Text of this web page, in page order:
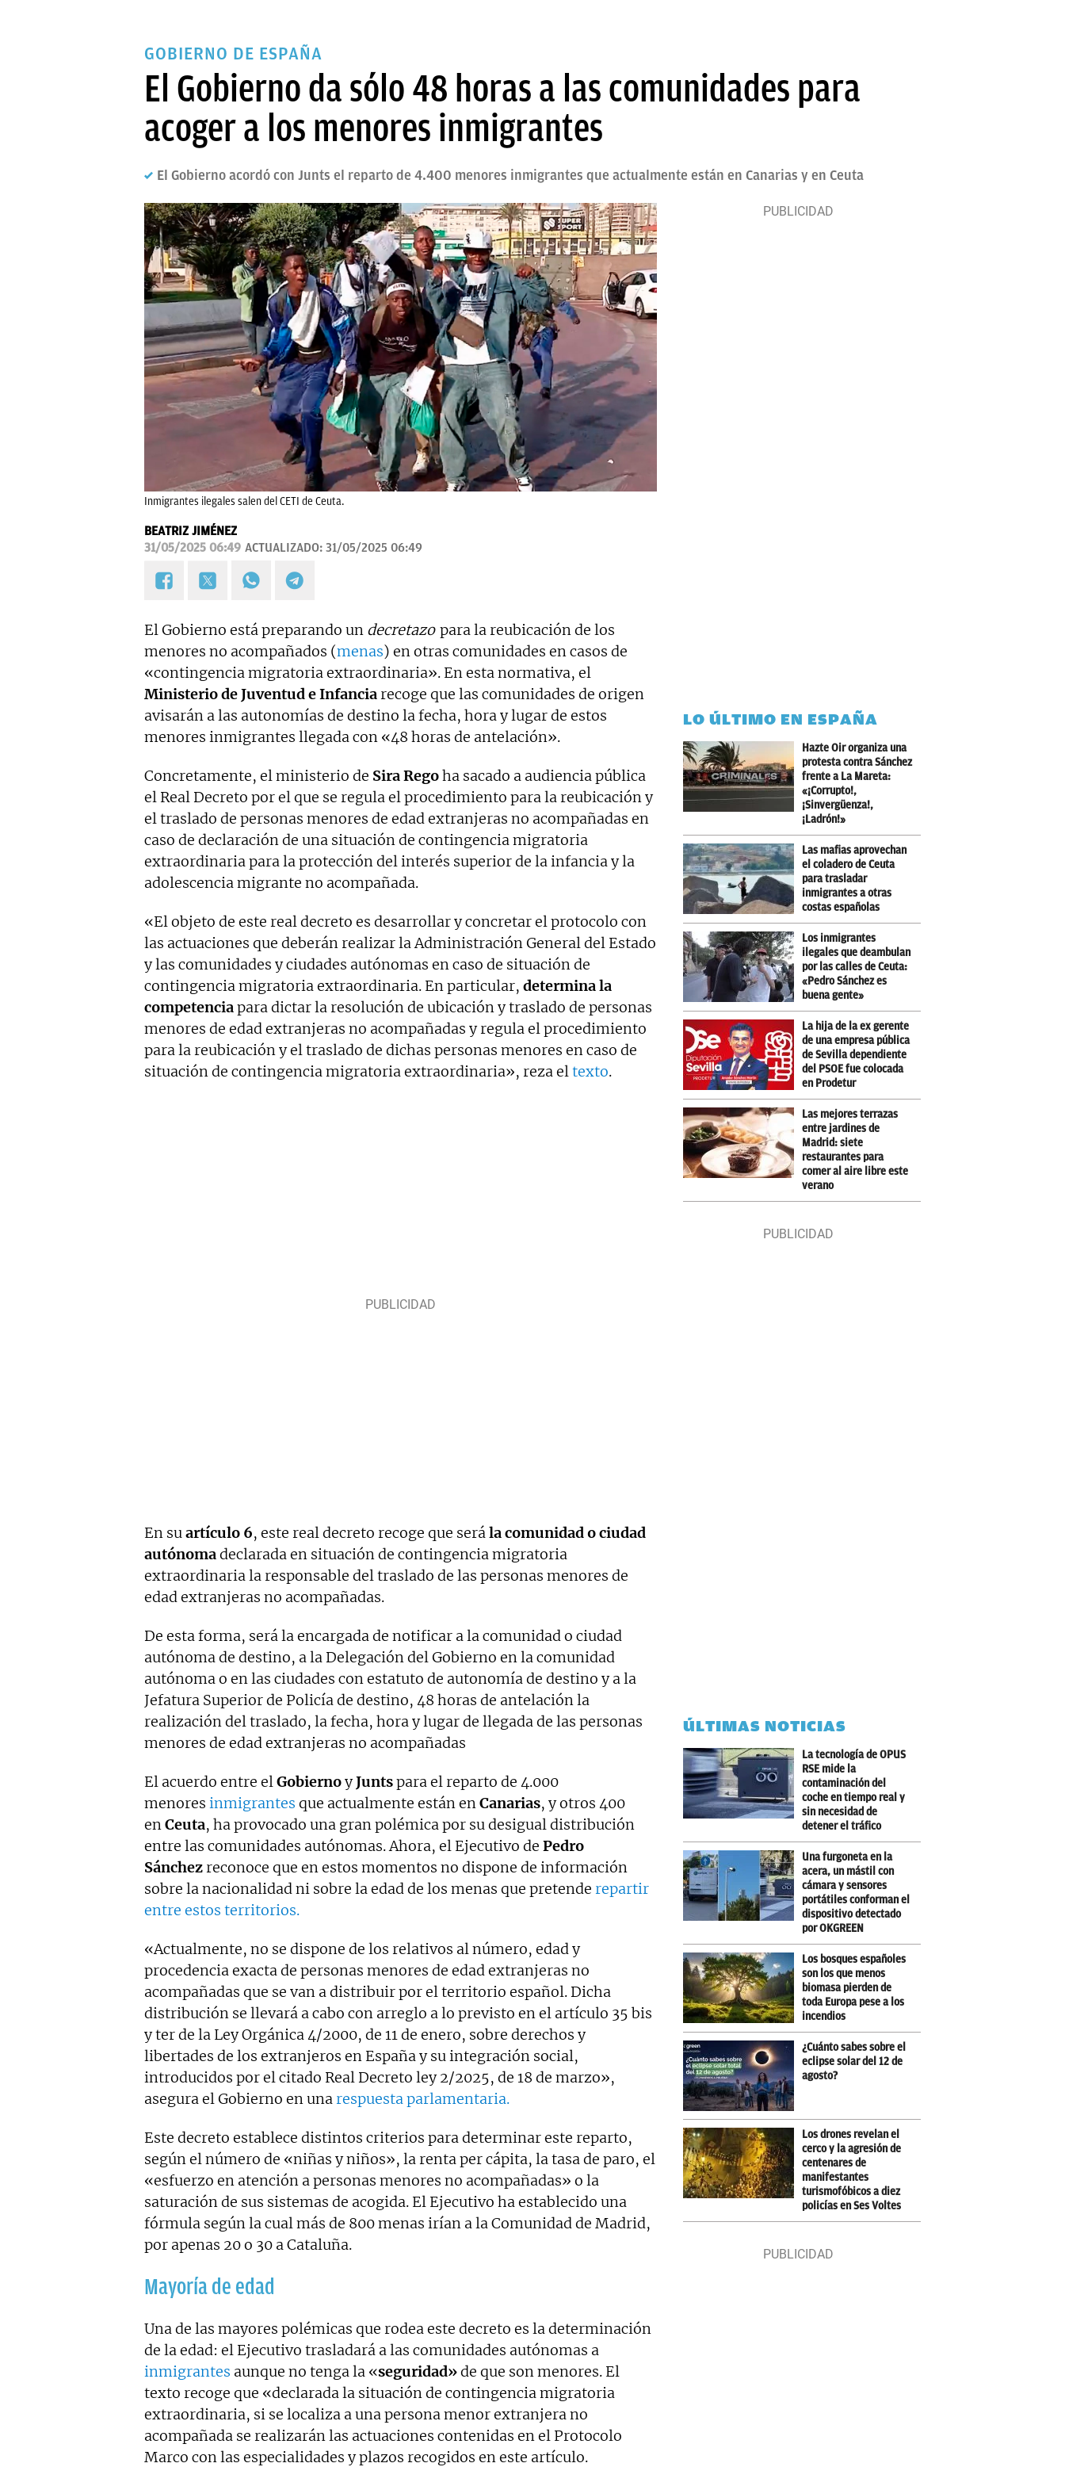
GOBIERNO DE ESPAÑA
El Gobierno da sólo 48 horas a las comunidades para
acoger a los menores inmigrantes
El Gobierno acordó con Junts el reparto de 4.400 menores inmigrantes que actualmente están en Canarias y en Ceuta
Inmigrantes ilegales salen del CETI de Ceuta.
BEATRIZ JIMÉNEZ
31/05/2025 06:49 ACTUALIZADO: 31/05/2025 06:49
El Gobierno está preparando un decretazo para la reubicación de los
menores no acompañados (menas) en otras comunidades en casos de
«contingencia migratoria extraordinaria». En esta normativa, el
Ministerio de Juventud e Infanciarecoge que las comunidades de origen
avisarán a las autonomías de destino la fecha, hora y lugar de estos
menores inmigrantes llegada con «48 horas de antelación».
Concretamente, el ministerio de Sira Regoha sacado a audiencia pública
el Real Decreto por el que se regula el procedimiento para la reubicación y
el traslado de personas menores de edad extranjeras no acompañadas en
caso de declaración de una situación de contingencia migratoria
extraordinaria para la protección del interés superior de la infancia y la
adolescencia migrante no acompañada.
«El objeto de este real decreto es desarrollar y concretar el protocolo con
las actuaciones que deberán realizar la Administración General del Estado
y las comunidades y ciudades autónomas en caso de situación de
contingencia migratoria extraordinaria. En particular, determina la
competenciapara dictar la resolución de ubicación y traslado de personas
menores de edad extranjeras no acompañadas y regula el procedimiento
para la reubicación y el traslado de dichas personas menores en caso de
situación de contingencia migratoria extraordinaria», reza eltexto.
En suartículo 6, este real decreto recoge que serála comunidad o ciudad
autónomadeclarada en situación de contingencia migratoria
extraordinaria la responsable del traslado de las personas menores de
edad extranjeras no acompañadas.
De esta forma, será la encargada de notificar a la comunidad o ciudad
autónoma de destino, a la Delegación del Gobierno en la comunidad
autónoma o en las ciudades con estatuto de autonomía de destino y a la
Jefatura Superior de Policía de destino, 48 horas de antelación la
realización del traslado, la fecha, hora y lugar de llegada de las personas
menores de edad extranjeras no acompañadas
El acuerdo entre elGobiernoyJuntspara el reparto de 4.000
menores inmigrantes que actualmente están enCanarias, y otros 400
enCeuta, ha provocado una gran polémica por su desigual distribución
entre las comunidades autónomas. Ahora, el Ejecutivo de Pedro
Sánchezreconoce que en estos momentos no dispone de información
sobre la nacionalidad ni sobre la edad de los menas que pretende repartir
entre estos territorios.
«Actualmente, no se dispone de los relativos al número, edad y
procedencia exacta de personas menores de edad extranjeras no
acompañadas que se van a distribuir por el territorio español. Dicha
distribución se llevará a cabo con arreglo a lo previsto en el artículo 35 bis
y ter de la Ley Orgánica 4/2000, de 11 de enero, sobre derechos y
libertades de los extranjeros en España y su integración social,
introducidos por el citado Real Decreto ley 2/2025, de 18 de marzo»,
asegura el Gobierno en unarespuesta parlamentaria.
Este decreto establece distintos criterios para determinar este reparto,
según el número de «niñas y niños», la renta per cápita, la tasa de paro, el
«esfuerzo en atención a personas menores no acompañadas» o la
saturación de sus sistemas de acogida. El Ejecutivo ha establecido una
fórmula según la cual más de 800 menas irían a la Comunidad de Madrid,
por apenas 20 o 30 a Cataluña.
Mayoría de edad
Una de las mayores polémicas que rodea este decreto es la determinación
de la edad: el Ejecutivo trasladará a las comunidades autónomas a
inmigrantes aunque no tenga la «seguridad»de que son menores. El
texto recoge que «declarada la situación de contingencia migratoria
extraordinaria, si se localiza a una persona menor extranjera no
acompañada se realizarán las actuaciones contenidas en el Protocolo
Marco con las especialidades y plazos recogidos en este artículo.
LO ÚLTIMO EN ESPAÑA
Hazte Oir organiza una
protesta contra Sánchez
frente a La Mareta:
«¡Corrupto!,
¡Sinvergüenza!,
¡Ladrón!»
Las mafias aprovechan
el coladero de Ceuta
para trasladar
inmigrantes a otras
costas españolas
Los inmigrantes
ilegales que deambulan
por las calles de Ceuta:
«Pedro Sánchez es
buena gente»
La hija de la ex gerente
de una empresa pública
de Sevilla dependiente
del PSOE fue colocada
en Prodetur
Las mejores terrazas
entre jardines de
Madrid: siete
restaurantes para
comer al aire libre este
verano
ÚLTIMAS NOTICIAS
La tecnología de OPUS
RSE mide la
contaminación del
coche en tiempo real y
sin necesidad de
detener el tráfico
Una furgoneta en la
acera, un mástil con
cámara y sensores
portátiles conforman el
dispositivo detectado
por OKGREEN
Los bosques españoles
son los que menos
biomasa pierden de
toda Europa pese a los
incendios
¿Cuánto sabes sobre el
eclipse solar del 12 de
agosto?
Los drones revelan el
cerco y la agresión de
centenares de
manifestantes
turismofóbicos a diez
policías en Ses Voltes